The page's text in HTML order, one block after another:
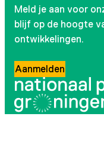
Meld je aan voor
blijf op de hoogte
ontwikkelingen.
Aanmelden